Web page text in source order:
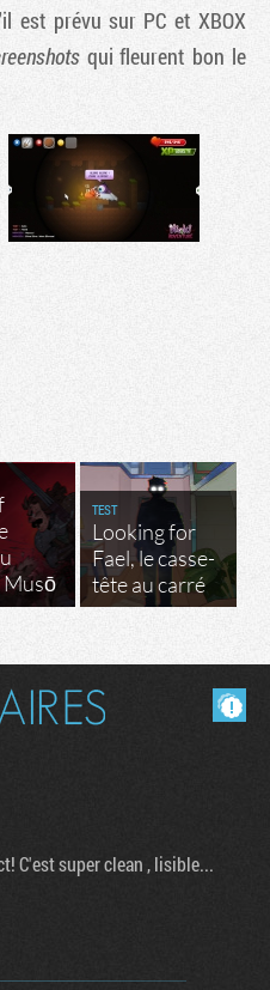
est prévu sur PC et XBOX
qui fleurent bon le
TEST
Looking for
Fael, le casse-
tête au carré
lus.
C'est super clean , lisible...